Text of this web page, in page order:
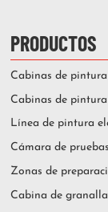
PRODUCTOS
Cabinas de
Cabinas de
Línea de pintura
Cámara de
Zonas de
Cabina de